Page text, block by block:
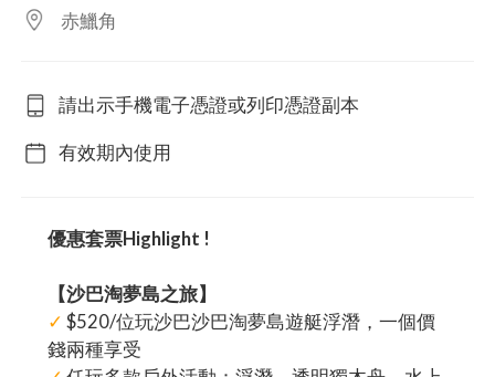
赤鱲角
請出示手機電子憑證或列印憑證副本
有效期內使用
優惠套票Highlight !
【沙巴淘夢島之旅】
✓ $520/位玩沙巴沙巴淘夢島遊艇浮潛，一個價
錢兩種享受